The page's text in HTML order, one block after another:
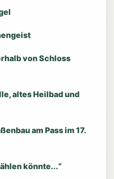
von Schloss
altes Heilbad und
am Pass im 17.
könnte...“